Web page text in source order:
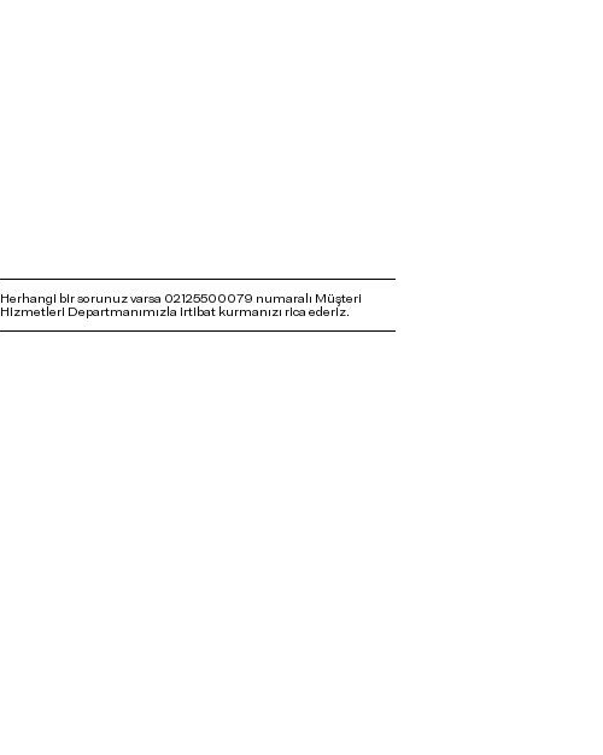
Herhangi bir sorunuz varsa 02125500079 numaralı Müşteri
Hizmetleri Departmanımızla irtibat kurmanızı rica ederiz.